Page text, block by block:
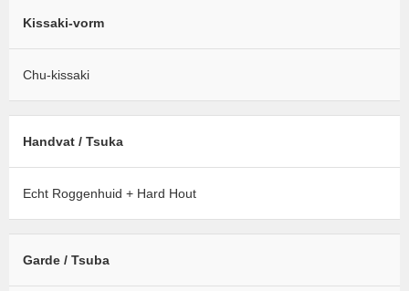
Kissaki-vorm
Chu-kissaki
Handvat / Tsuka
Echt Roggenhuid + Hard Hout
Garde / Tsuba